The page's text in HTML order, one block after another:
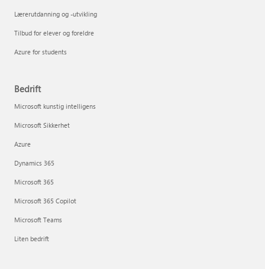
Lærerutdanning og -utvikling
Tilbud for elever og foreldre
Azure for students
Bedrift
Microsoft kunstig intelligens
Microsoft Sikkerhet
Azure
Dynamics 365
Microsoft 365
Microsoft 365 Copilot
Microsoft Teams
Liten bedrift